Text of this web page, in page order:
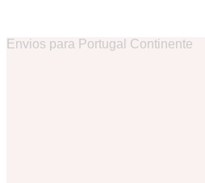
Envios para Portugal Continente